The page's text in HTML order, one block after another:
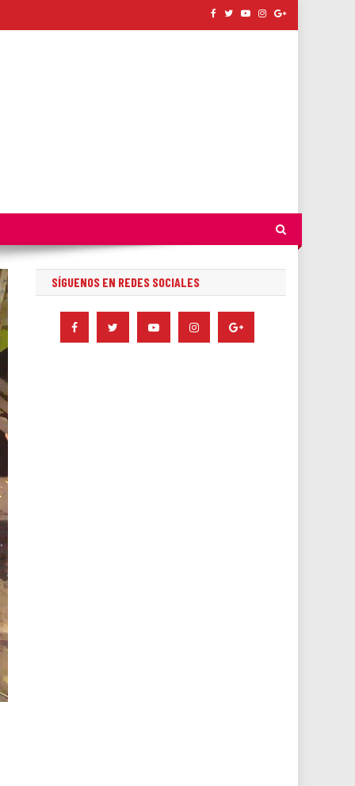
SÍGUENOS EN REDES SOCIALES